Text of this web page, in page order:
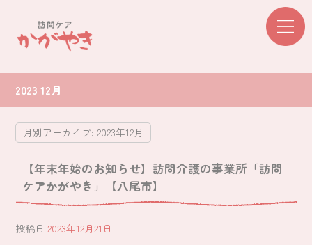
2023 12月
月別アーカイブ:2023年12月
【年末年始のお知らせ】訪問介護の事業所「訪問
ケアかがやき」【八尾市】
投稿日 2023年12月21日